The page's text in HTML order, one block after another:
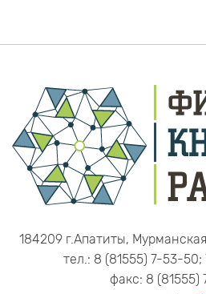
184209 г.Апатиты,
тел.: 8 (81555) 7-53-
факс: 8 (81555)